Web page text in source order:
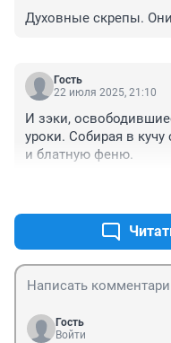
Духовные скрепы.
Гость
22 июля 2025, 21:10
И зэки,
уроки. Собирая в
и блатную феню.
Гость
Войти